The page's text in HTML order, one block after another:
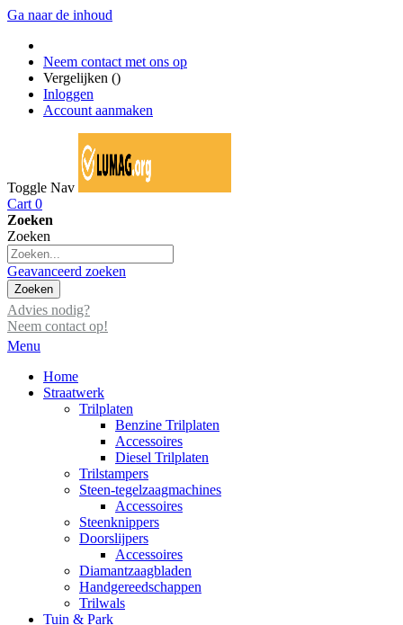
Ga naar de inhoud
Neem contact met ons op
Vergelijken ()
Inloggen
Account aanmaken
Toggle Nav
Cart 0
Zoeken
Zoeken
Geavanceerd zoeken
Zoeken
Advies nodig?
Neem contact op!
Menu
Home
Straatwerk
Trilplaten
Benzine Trilplaten
Accessoires
Diesel Trilplaten
Trilstampers
Steen-tegelzaagmachines
Accessoires
Steenknippers
Doorslijpers
Accessoires
Diamantzaagbladen
Handgereedschappen
Trilwals
Tuin & Park